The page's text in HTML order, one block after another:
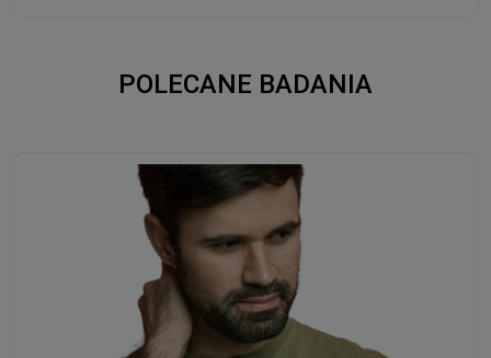
POLECANE BADANIA